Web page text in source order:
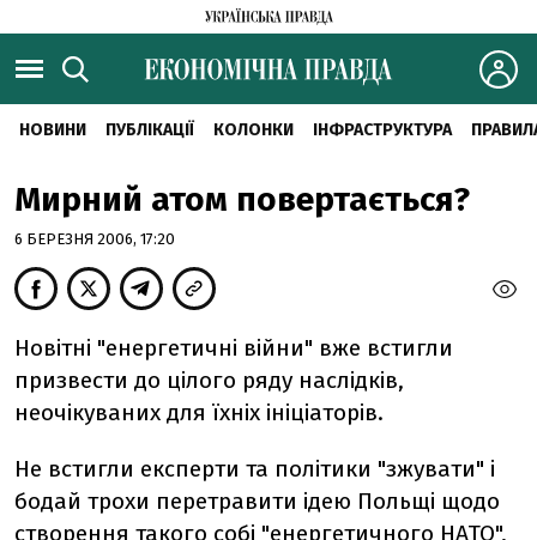
НОВИНИ ПУБЛІКАЦІЇ КОЛОНКИ ІНФРАСТРУКТУРА
Мирний атом повертається?
6 БЕРЕЗНЯ 2006, 17:20
Новітні "енергетичні війни" вже встигли
призвести до цілого ряду наслідків,
неочікуваних для їхніх ініціаторів.
Не встигли експерти та політики "зжувати" і
бодай трохи перетравити ідею Польщі щодо
створення такого собі "енергетичного НАТО",